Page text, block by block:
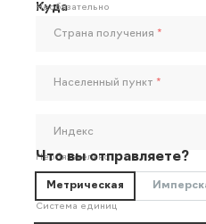
Необязательно
Куда
Страна получения *
Населенный пункт *
Индекс
Необязательно
Что вы отправляете?
Метрическая
Система единиц